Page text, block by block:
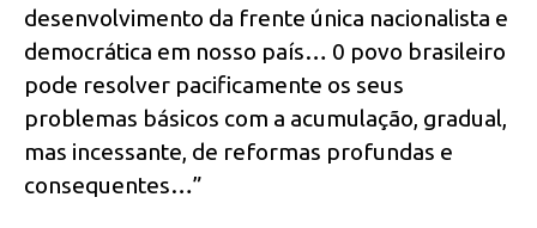
desenvolvimento da frente única nacionalista e
democrática em nosso país… 0 povo brasileiro
pode resolver pacificamente os seus
problemas básicos com a acumulação, gradual,
mas incessante, de reformas profundas e
consequentes…”